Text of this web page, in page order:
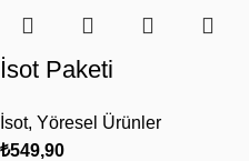
İsot Paketi
İsot, Yöresel Ürünler
₺549,90